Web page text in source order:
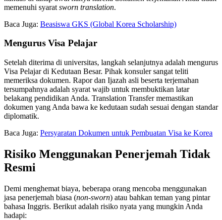
memenuhi syarat sworn translation.
Baca Juga: Beasiswa GKS (Global Korea Scholarship)
Mengurus Visa Pelajar
Setelah diterima di universitas, langkah selanjutnya adalah mengurus
Visa Pelajar di Kedutaan Besar. Pihak konsuler sangat teliti
memeriksa dokumen. Rapor dan Ijazah asli beserta terjemahan
tersumpahnya adalah syarat wajib untuk membuktikan latar
belakang pendidikan Anda. Translation Transfer memastikan
dokumen yang Anda bawa ke kedutaan sudah sesuai dengan standar
diplomatik.
Baca Juga: Persyaratan Dokumen untuk Pembuatan Visa ke Korea
Risiko Menggunakan Penerjemah Tidak
Resmi
Demi menghemat biaya, beberapa orang mencoba menggunakan
jasa penerjemah biasa (non-sworn) atau bahkan teman yang pintar
bahasa Inggris. Berikut adalah risiko nyata yang mungkin Anda
hadapi: